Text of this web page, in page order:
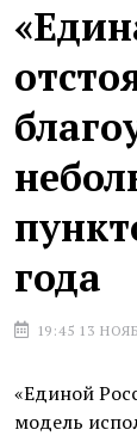
года
19:45 13
«Единой
модель